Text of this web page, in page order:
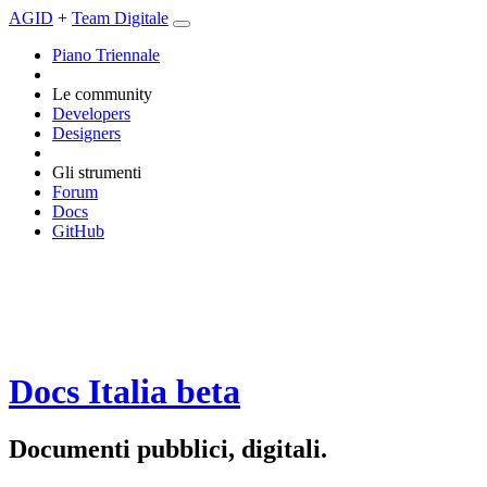
AGID + Team Digitale
Piano Triennale
Le community
Developers
Designers
Gli strumenti
Forum
Docs
GitHub
Docs Italia beta
Documenti pubblici, digitali.